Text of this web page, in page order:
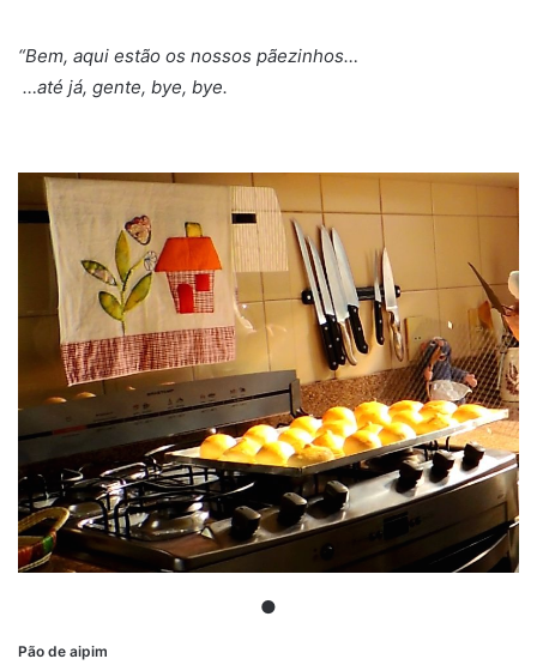
“Bem, aqui estão os nossos pãezinhos…
…até já, gente, bye, bye.
●
Pão de aipim